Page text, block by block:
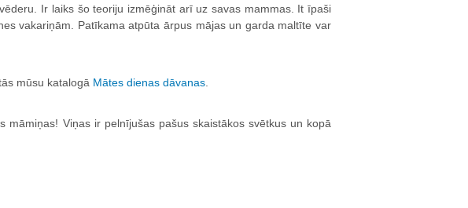
Ir laiks šo teoriju izmēģināt arī uz savas mammas. It īpaši
vakariņām. Patīkama atpūta ārpus mājas un garda maltīte var
mūsu katalogā Mātes dienas dāvanas
māmiņas! Viņas ir pelnījušas pašus skaistākos svētkus un kopā